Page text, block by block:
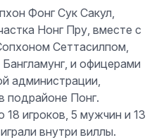
Фонг Сук Сакул,
Нонг Пру, вместе с
Сеттасилпом,
и офицерами
администрации,
подрайоне Понг.
игроков, 5 мужчин и 13
внутри виллы.